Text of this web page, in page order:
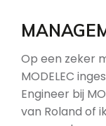
Op een zeker
MODELEC
Engineer bij
van Roland of